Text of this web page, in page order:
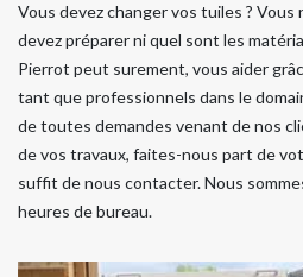
Vous devez changer vos tuiles ? Vous
devez préparer ni quel sont les
Pierrot peut surement, vous aider
tant que professionnels dans le
de toutes demandes venant de nos
de vos travaux, faites-nous part de
suffit de nous contacter. Nous
heures de bureau.